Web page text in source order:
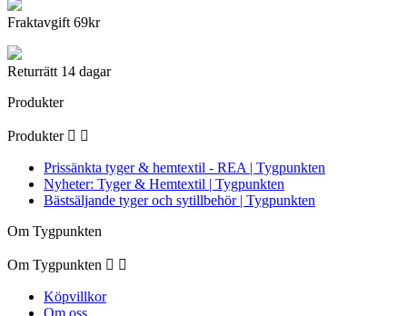
Fraktavgift 69kr
Returrätt 14 dagar
Produkter
Produkter  
Prissänkta tyger & hemtextil - REA | Tygpunkten
Nyheter: Tyger & Hemtextil | Tygpunkten
Bästsäljande tyger och sytillbehör | Tygpunkten
Om Tygpunkten
Om Tygpunkten  
Köpvillkor
Om oss